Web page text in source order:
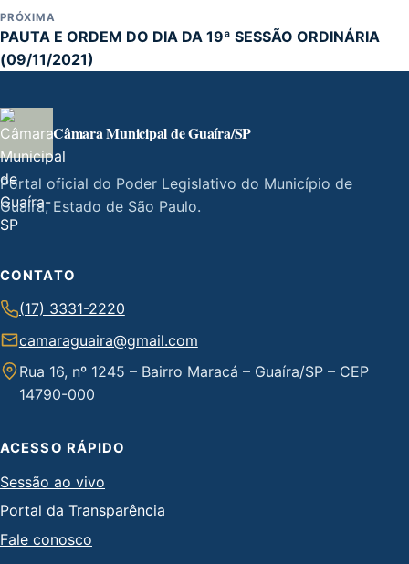
PRÓXIMA
PAUTA E ORDEM DO DIA DA 19ª SESSÃO ORDINÁRIA
(09/11/2021)
Câmara Municipal de Guaíra/SP
Portal oficial do Poder Legislativo do Município de
Guaíra, Estado de São Paulo.
CONTATO
(17) 3331-2220
camaraguaira@gmail.com
Rua 16, nº 1245 – Bairro Maracá – Guaíra/SP – CEP
14790-000
ACESSO RÁPIDO
Sessão ao vivo
Portal da Transparência
Fale conosco